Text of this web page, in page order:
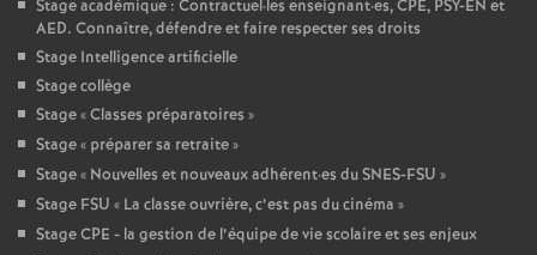
Stage académique : Contractuel·les enseignant·es, CPE, PSY-EN et
AED. Connaître, défendre et faire respecter ses droits
Stage Intelligence artificielle
Stage collège
Stage «Classes préparatoires »
Stage « préparer sa retraite»
Stage « Nouvelles et nouveaux adhérent·es du SNES-FSU »
Stage FSU « La classe ouvrière, c’est pas du cinéma »
Stage CPE - la gestion de l’équipe de vie scolaire et ses enjeux